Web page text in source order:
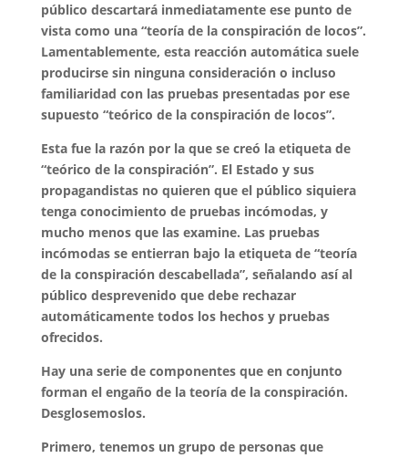
público descartará inmediatamente ese punto de
vista como una “teoría de la conspiración de locos”.
Lamentablemente, esta reacción automática suele
producirse sin ninguna consideración o incluso
familiaridad con las pruebas presentadas por ese
supuesto “teórico de la conspiración de locos”.
Esta fue la razón por la que se creó la etiqueta de
“teórico de la conspiración”. El Estado y sus
propagandistas no quieren que el público siquiera
tenga conocimiento de pruebas incómodas, y
mucho menos que las examine. Las pruebas
incómodas se entierran bajo la etiqueta de “teoría
de la conspiración descabellada”, señalando así al
público desprevenido que debe rechazar
automáticamente todos los hechos y pruebas
ofrecidos.
Hay una serie de componentes que en conjunto
forman el engaño de la teoría de la conspiración.
Desglosemoslos.
Primero, tenemos un grupo de personas que